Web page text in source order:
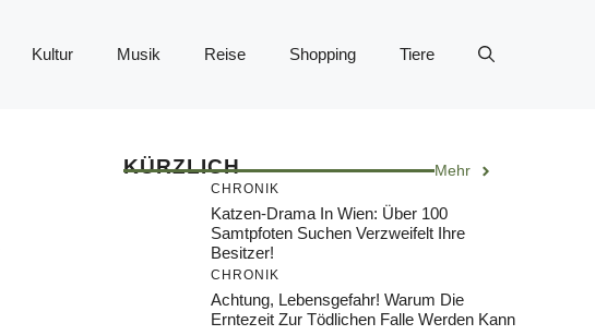
Kultur Musik Reise Shopping Tiere
KÜRZLICH Mehr
CHRONIK
Katzen-Drama In Wien: Über 100
Samtpfoten Suchen Verzweifelt Ihre
Besitzer!
CHRONIK
Achtung, Lebensgefahr! Warum Die
Erntezeit Zur Tödlichen Falle Werden Kann